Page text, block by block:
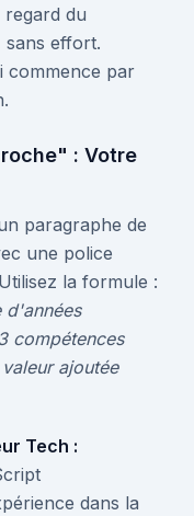
regard du
effort.
commence par
: Votre
paragraphe de
une police
la formule :
compétences
ajoutée
Tech :
dans la